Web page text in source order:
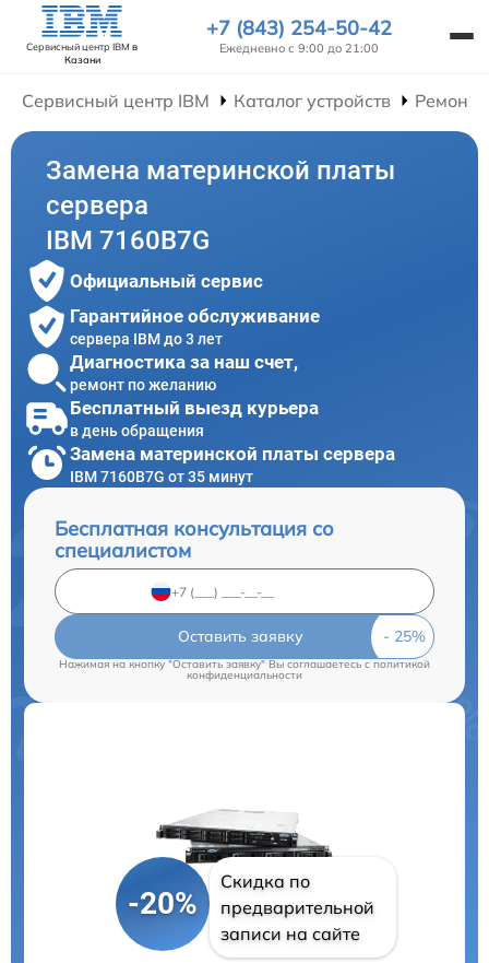
Сервисный центр IBM в
Казани
+7 (843) 254-50-42
Ежедневно с 9:00 до 21:00
Сервисный центр IBM Каталог устройств Ремонт
Замена материнской платы
сервера
IBM 7160B7G
Официальный сервис
Гарантийное обслуживание
сервера IBM до 3 лет
Диагностика за наш счет,
ремонт по желанию
Бесплатный выезд курьера
в день обращения
Замена материнской платы сервера
IBM 7160B7G от 35 минут
Бесплатная консультация со
специалистом
Оставить заявку
Нажимая на кнопку "Оставить заявку" Вы соглашаетесь c политикой
конфиденциальности
-20%
Скидка по
предварительной
записи на сайте